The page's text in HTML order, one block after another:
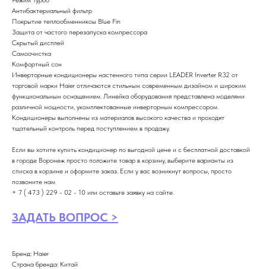
Антибактериальный фильтр
Покрытие теплообменникоы Blue Fin
Защита от частого перезапуска компрессора
Скрытый дисплей
Самоочистка
Комфортный сон
Инверторные кондиционеры настенного типа серии LEADER Inverter R32 от
торговой марки Haier отличаются стильным современным дизайном и широким
функциональным оснащением. Линейка оборудования представлена моделями
различной мощности, укомплектованные инверторным компрессором.
Кондиционеры выполнены из материалов высокого качества и проходят
тщательный контроль перед поступлением в продажу.
Если вы хотите купить кондиционер по выгодной цене и с бесплатной доставкой
в городе Воронеж просто положите товар в корзину, выберите варианты из
списка в корзине и оформите заказ. Если у вас возникнут вопросы, просто
позвоните нам
+ 7 ( 473 ) 229 - 02 - 10 или оставьте заявку на сайте.
ЗАДАТЬ ВОПРОС >
Бренд: Haier
Страна бренда: Китай